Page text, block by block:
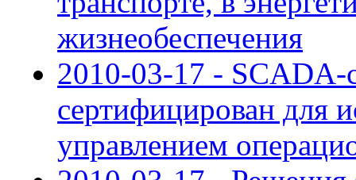
жизнеобеспечения
2010-03-17 - SCADA-
сертифицирован для
управлением